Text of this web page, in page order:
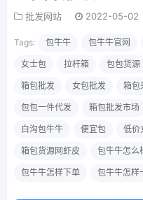
批发网站 2022-05-02
Tags: 包牛牛 包牛牛官网
女士包 拉杆箱 包包货源
箱包批发 女包批发 箱包
包包一件代发 箱包批发市场
白沟包牛牛 便宜包 低价
箱包货源网虾皮 包牛牛怎么
包牛牛怎样下单 包牛牛怎样